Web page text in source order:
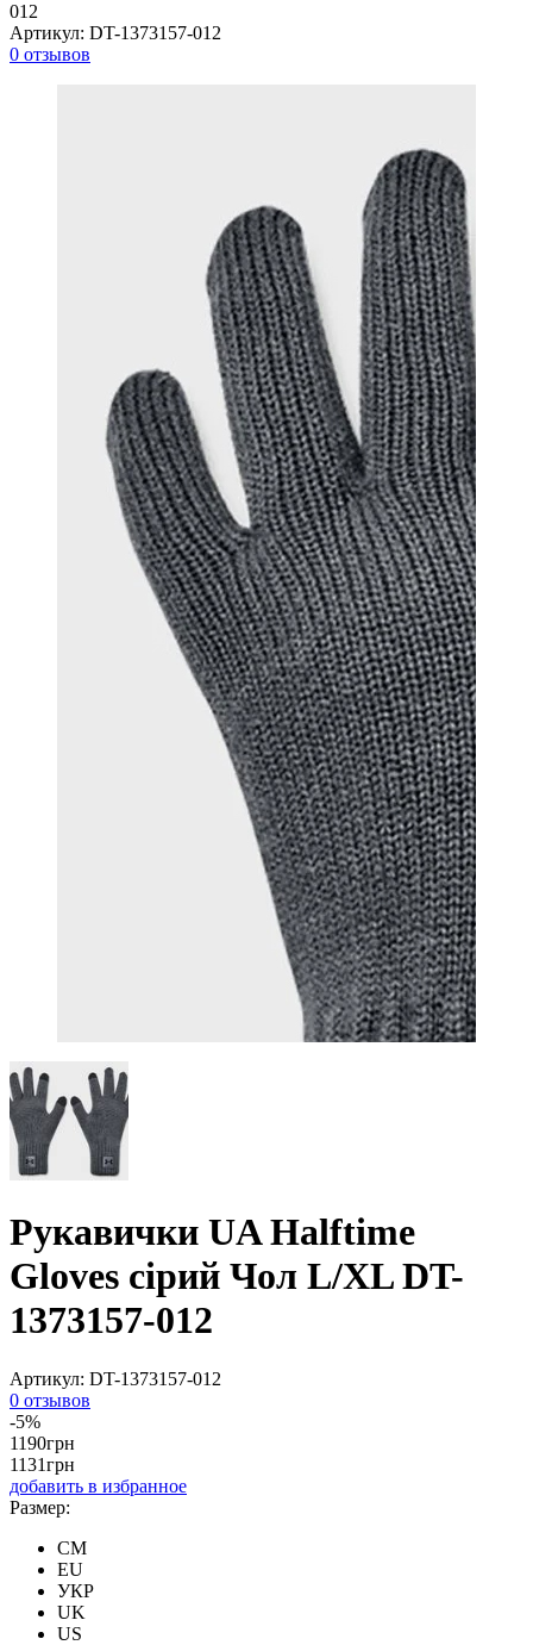
012
Артикул: DT-1373157-012
0 отзывов
Рукавички UA Halftime
Gloves сірий Чол L/XL DT-
1373157-012
Артикул: DT-1373157-012
0 отзывов
-5%
1190грн
1131грн
добавить в избранное
Размер:
CM
EU
УКР
UK
US